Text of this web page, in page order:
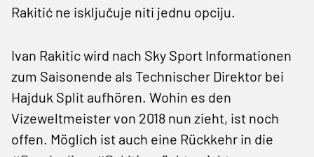
Rakitić ne isključuje niti jednu opciju.
Ivan Rakitic wird nach Sky Sport Informationen
zum Saisonende als Technischer Direktor bei
Hajduk Split aufhören. Wohin es den
Vizeweltmeister von 2018 nun zieht, ist noch
offen. Möglich ist auch eine Rückkehr in die